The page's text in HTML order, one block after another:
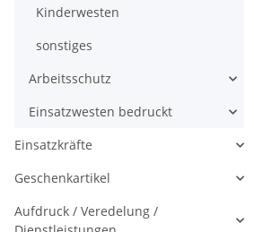
Kinderwesten
sonstiges
Arbeitsschutz
Einsatzwesten bedruckt
Einsatzkräfte
Geschenkartikel
Aufdruck / Veredelung /